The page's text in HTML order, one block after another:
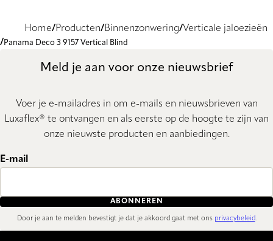
Home Producten Binnenzonwering Verticale jaloezieën
Panama Deco 3 9157 Vertical Blind
Meld je aan voor onze nieuwsbrief
Voer je e-mailadres in om e-mails en nieuwsbrieven van
Luxaflex® te ontvangen en als eerste op de hoogte te zijn van
onze nieuwste producten en aanbiedingen.
E-mail
ABONNEREN
Door je aan te melden bevestigt je dat je akkoord gaat met ons privacybeleid.